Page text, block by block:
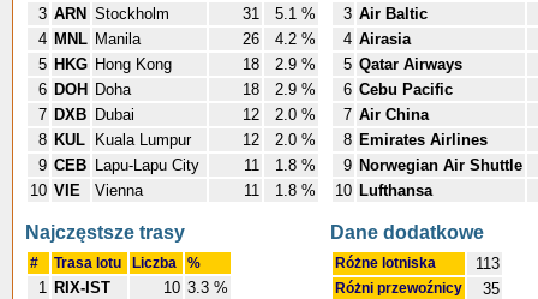
3 ARN Stockholm 31
5.1 %
4 MNL Manila 26
4.2 %
5 HKG Hong Kong 18
2.9 %
6 DOH Doha 18
2.9 %
7 DXB Dubai 12
2.0 %
8 KUL Kuala Lumpur 12
2.0 %
9 CEB Lapu-Lapu City 11
1.8 %
10 VIE Vienna 11 1.8 %
3 Air Baltic
4 Airasia
5 Qatar Airways
6 Cebu Pacific
7 Air China
8 Emirates Airlines
9 Norwegian Air Shuttle
10 Lufthansa
Najczęstsze trasy
# Trasa lotu Liczba %
1 RIX-IST 10 3.3 %
Dane dodatkowe
Różne lotniska 113
Różni przewoźnicy 35